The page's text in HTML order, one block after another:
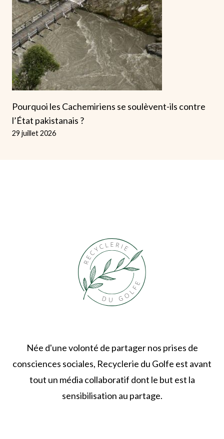
Pourquoi les Cachemiriens se soulèvent-ils contre
l’État pakistanais ?
29 juillet 2026
Née d'une volonté de partager nos prises de
consciences sociales, Recyclerie du Golfe est avant
tout un média collaboratif dont le but est la
sensibilisation au partage.